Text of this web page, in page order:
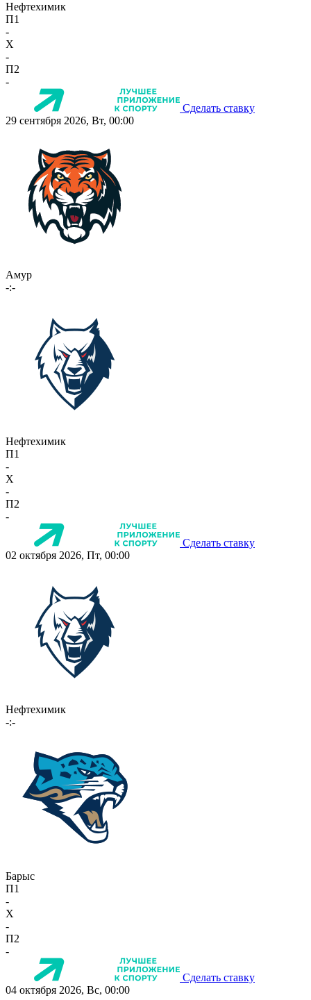
Нефтехимик
П1
-
X
-
П2
-
Сделать ставку
29 сентября 2026, Вт, 00:00
Амур
-:-
Нефтехимик
П1
-
X
-
П2
-
Сделать ставку
02 октября 2026, Пт, 00:00
Нефтехимик
-:-
Барыс
П1
-
X
-
П2
-
Сделать ставку
04 октября 2026, Вс, 00:00